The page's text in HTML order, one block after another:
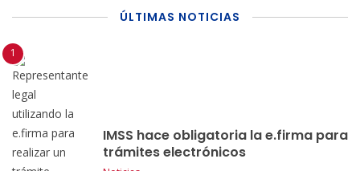
ÚLTIMAS NOTICIAS
IMSS hace obligatoria la e.firma para
trámites electrónicos